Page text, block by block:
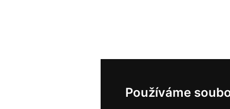
Používáme